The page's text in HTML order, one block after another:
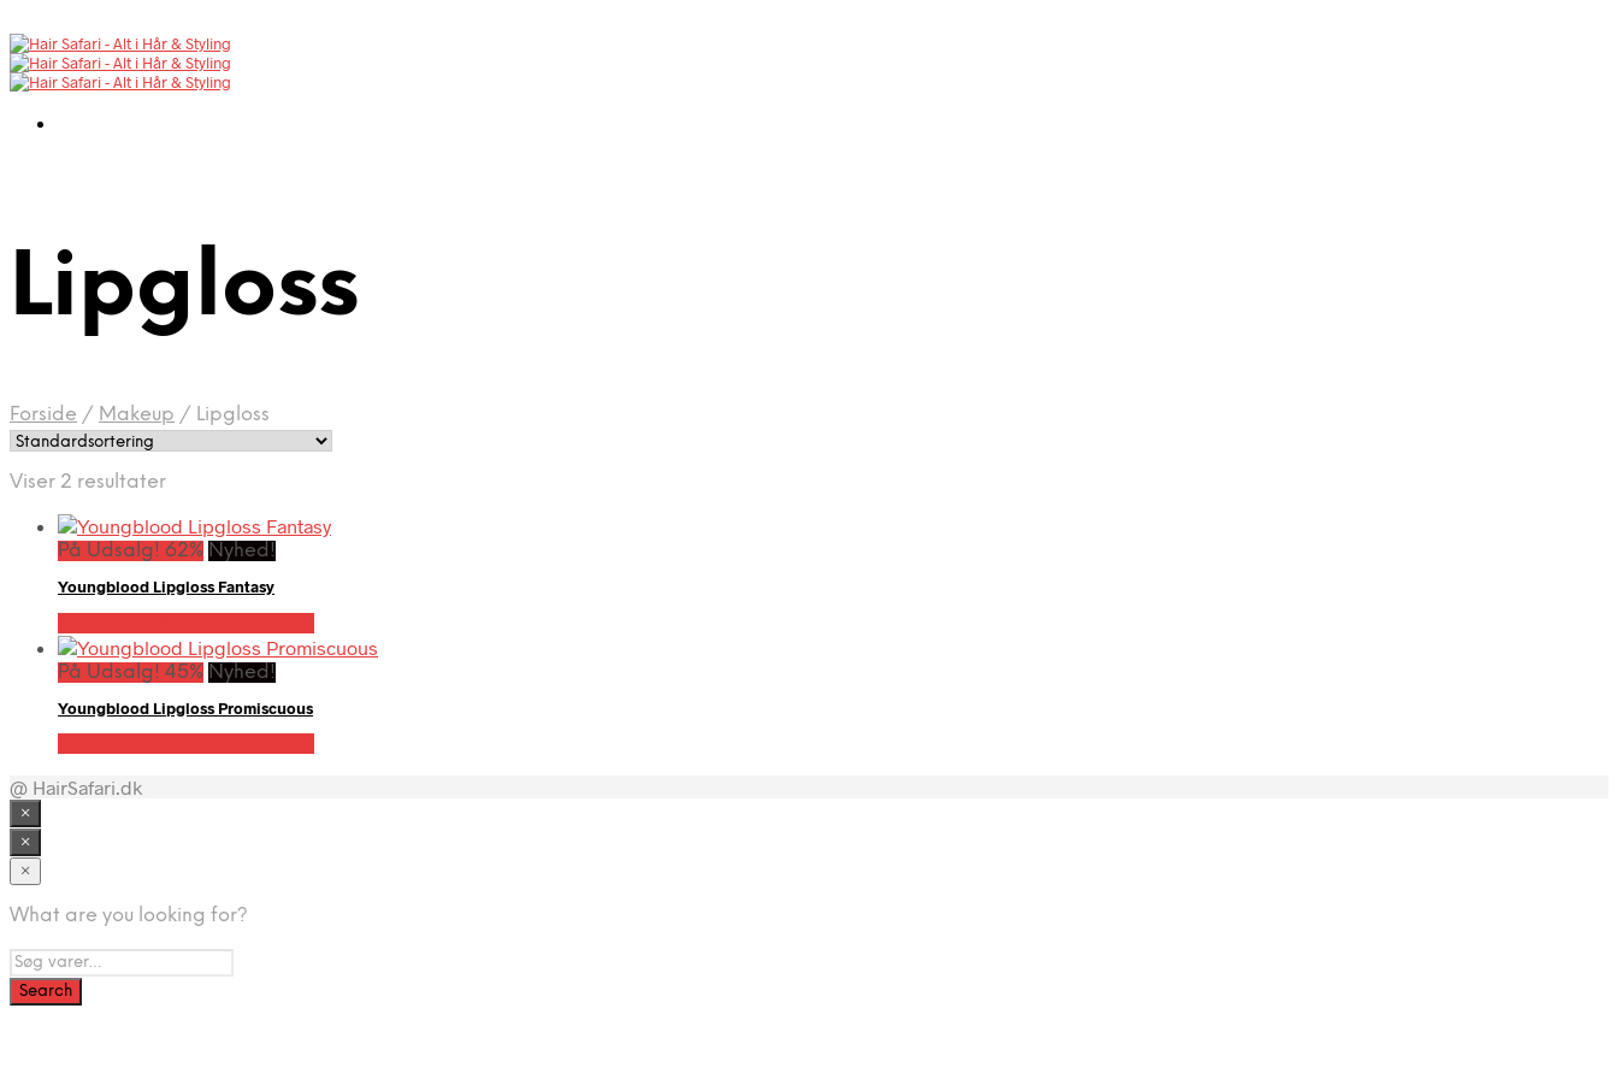
Lipgloss
Forside / Makeup / Lipgloss
Viser 2 resultater
På Udsalg! 62% Nyhed!
Youngblood Lipgloss Fantasy
På Udsalg! 45% Nyhed!
Youngblood Lipgloss Promiscuous
@ HairSafari.dk
×
×
×
What are you looking for?